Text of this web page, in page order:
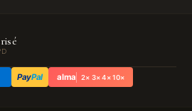
PayPal alma 2× 3× 4× 10×